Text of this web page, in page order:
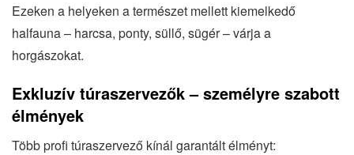
Ezeken a helyeken a természet mellett kiemelkedő
halfauna – harcsa, ponty, süllő, sügér – várja a
horgászokat.
Exkluzív túraszervezők – személyre szabott
élmények
Több profi túraszervező kínál garantált élményt: